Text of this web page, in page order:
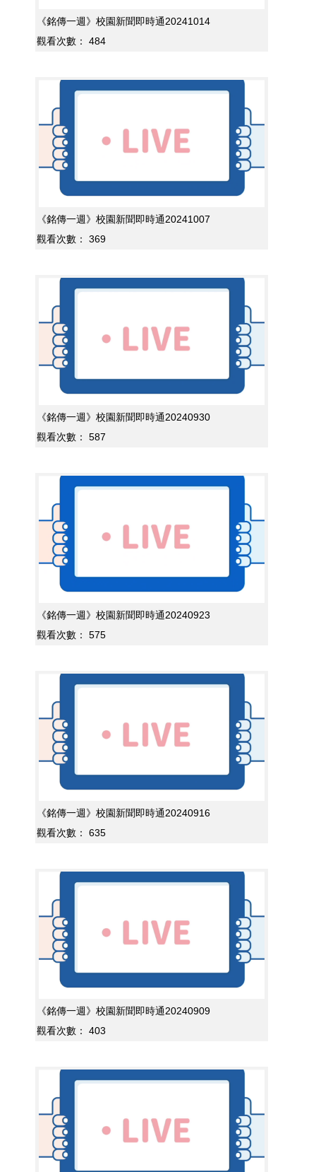
《銘傳一週》校園新聞即時通20241014
觀看次數：
484
《銘傳一週》校園新聞即時通20241007
觀看次數：
369
《銘傳一週》校園新聞即時通20240930
觀看次數：
587
《銘傳一週》校園新聞即時通20240923
觀看次數：
575
《銘傳一週》校園新聞即時通20240916
觀看次數：
635
《銘傳一週》校園新聞即時通20240909
觀看次數：
403